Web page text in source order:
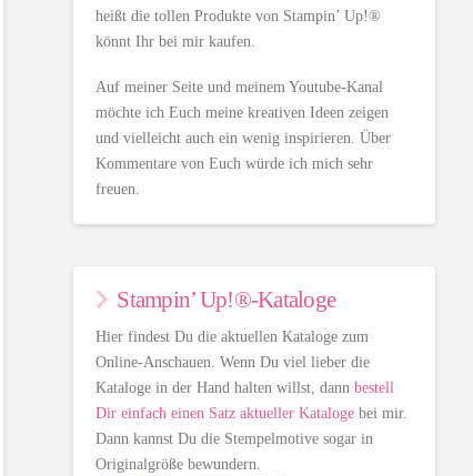
heißt die tollen Produkte von Stampin’ Up!®
könnt Ihr bei mir kaufen.
Auf meiner Seite und meinem Youtube-Kanal
möchte ich Euch meine kreativen Ideen zeigen
und vielleicht auch ein wenig inspirieren. Über
Kommentare von Euch würde ich mich sehr
freuen.
Stampin’ Up!®-Kataloge
Hier findest Du die aktuellen Kataloge zum
Online-Anschauen. Wenn Du viel lieber die
Kataloge in der Hand halten willst, dannbestell
Dir einfach einen Satz aktueller Kataloge bei mir.
Dann kannst Du die Stempelmotive sogar in
Originalgröße bewundern.